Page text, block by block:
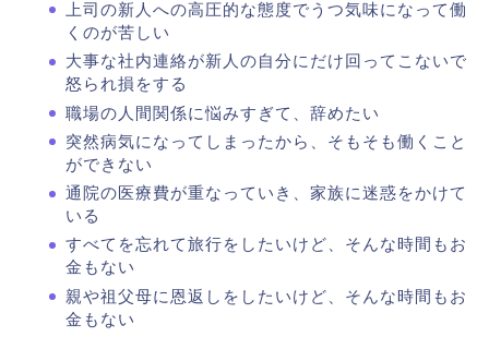
上司の新人への高圧的な態度でうつ気味になって働
くのが苦しい
大事な社内連絡が新人の自分にだけ回ってこないで
怒られ損をする
職場の人間関係に悩みすぎて、辞めたい
突然病気になってしまったから、そもそも働くこと
ができない
通院の医療費が重なっていき、家族に迷惑をかけて
いる
すべてを忘れて旅行をしたいけど、そんな時間もお
金もない
親や祖父母に恩返しをしたいけど、そんな時間もお
金もない